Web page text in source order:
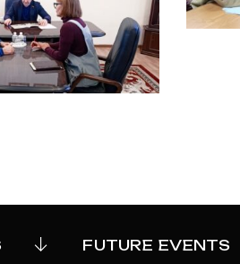
FUTURE EVENTS